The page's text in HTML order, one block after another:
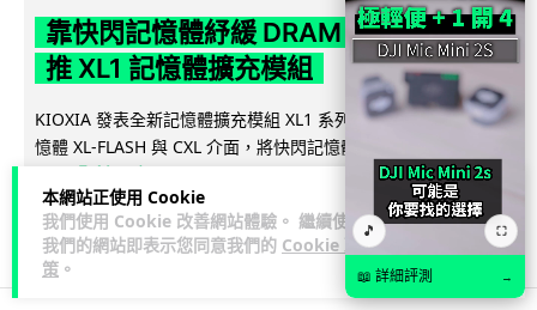
本網站正使用 Cookie
我們使用 Cookie 改善網站體驗。 繼續使用
我們的網站即表示您同意我們的 Cookie 政
策 。
靠快閃記憶體紓緩 DRAM 不足 KIOXIA
推 XL1 記憶體擴充模組
KIOXIA 發表全新記憶體擴充模組 XL1 系列，結合低延遲快閃記
憶體 XL-FLASH 與 CXL 介面，將快閃記憶體轉化為記憶體擴充
閱讀全文
86 5 ↗ 分享 🎵 ⛶
📖 詳細評測 →